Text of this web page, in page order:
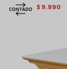
$ 9.990